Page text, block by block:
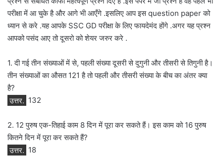
परीक्षा में आ चुके है और आगे भी आएँगे .इसलिए आप इस question paper को
ध्यान से करे .यह आपके SSC GD परीक्षा के लिए फायदेमंद होंगे .अगर यह प्रश्न
आपको पसंद आए तो दूसरो को शेयर जरुर करे .
1. दी गई तीन संख्याओं में से, पहली संख्या दूसरी से दुगुनी और तीसरी से तिगुनी है।
तीन संख्याओं का औसत 121 है तो पहली और तीसरी संख्या के बीच का अंतर क्या
है?
उत्तर. 132
2. 12 पुरुष एक-तिहाई काम 8 दिन में पूरा कर सकते हैं। इस काम को 16 पुरुष
कितने दिन में पूरा कर सकते हैं?
उत्तर. 18